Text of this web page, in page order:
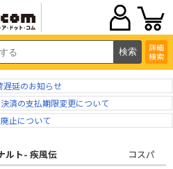
詳細
検索
延のお知らせ
済の支払期限変更について
止について
ルト- 疾風伝 コスパ